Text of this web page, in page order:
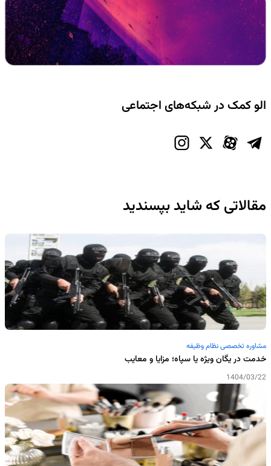
الو کمک در شبکه‌های اجتماعی
مقالاتی که شاید بپسندید
مشاوره تخصصی نظام وظیفه
خدمت در یگان ویژه یا سپاه؛ مزایا و معایب
1404/03/22